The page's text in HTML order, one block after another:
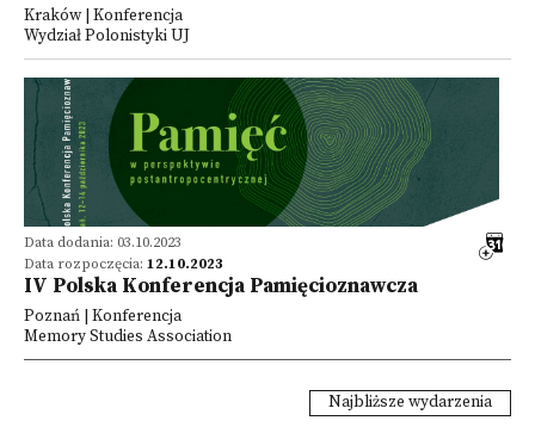
Kraków | Konferencja
Wydział Polonistyki UJ
Data dodania: 03.10.2023
Data rozpoczęcia: 12.10.2023
IV Polska Konferencja Pamięcioznawcza
Poznań | Konferencja
Memory Studies Association
Najbliższe wydarzenia